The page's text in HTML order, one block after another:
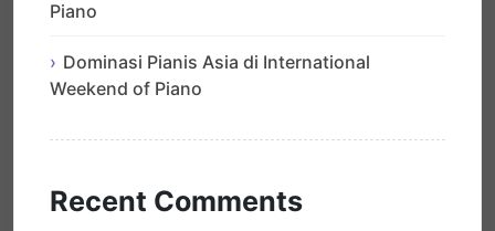
Piano
Dominasi Pianis Asia di International
Weekend of Piano
Recent Comments